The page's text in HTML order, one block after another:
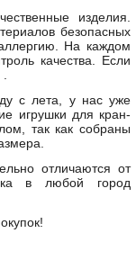
изделия.
безопасных
На каждом
качества. Если
с лета, у нас уже
игрушки для кран-
так как собраны
отличаются от
в любой город